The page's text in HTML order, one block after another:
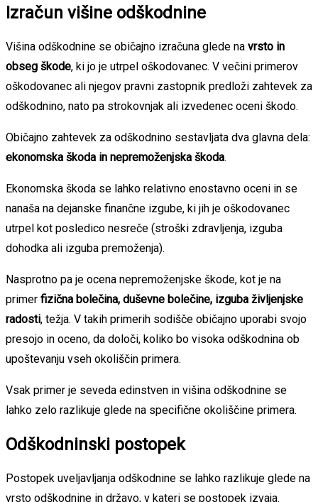
Izračun višine odškodnine
Višina odškodnine se običajno izračuna glede na vrsto in
obseg škode, ki jo je utrpel oškodovanec. V večini primerov
oškodovanec ali njegov pravni zastopnik predloži zahtevek za
odškodnino, nato pa strokovnjak ali izvedenec oceni škodo.
Običajno zahtevek za odškodnino sestavljata dva glavna dela:
ekonomska škoda in nepremoženjska škoda.
Ekonomska škoda se lahko relativno enostavno oceni in se
nanaša na dejanske finančne izgube, ki jih je oškodovanec
utrpel kot posledico nesreče (stroški zdravljenja, izguba
dohodka ali izguba premoženja).
Nasprotno pa je ocena nepremoženjske škode, kot je na
primer fizična bolečina, duševne bolečine, izguba življenjske
radosti, težja. V takih primerih sodišče običajno uporabi svojo
presojo in oceno, da določi, koliko bo visoka odškodnina ob
upoštevanju vseh okoliščin primera.
Vsak primer je seveda edinstven in višina odškodnine se
lahko zelo razlikuje glede na specifične okoliščine primera.
Odškodninski postopek
Postopek uveljavljanja odškodnine se lahko razlikuje glede na
vrsto odškodnine in državo, v kateri se postopek izvaja.